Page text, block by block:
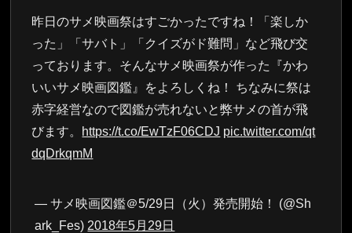
昨日のサメ映画祭はすごかったですね！「楽しか
った」「サバト」「クイズがド難問」など飛び交
っております。そんなサメ映画祭が作った『かわ
いいサメ映画図鑑』をよろしくね！ ちなみに祭は
赤字経営なので図鑑が売れないと弊サメの首が飛
びます。 https://t.co/EwTzF06CDJ pic.twitter.com/qt
dqDrkqmM
— サメ映画図鑑＠5/29日（火）発売開始！ (@Sh
ark_Fes) 2018年5月29日